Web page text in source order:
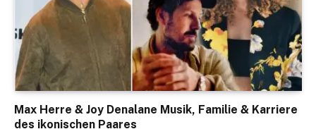
Max Herre & Joy Denalane Musik, Familie & Karriere
des ikonischen Paares